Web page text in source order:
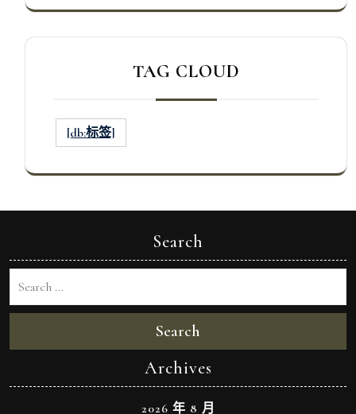
TAG CLOUD
[db:标签]
Search
Search
Archives
2026 年 8 月